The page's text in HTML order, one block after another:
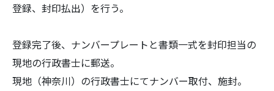
登録、 封印払出）を行う。
登録完了後、 ナンバープレートと書類一式を封印担当の
現地の行政書士に郵送。
現地（神奈川）の行政書士にてナンバー取付、施封。